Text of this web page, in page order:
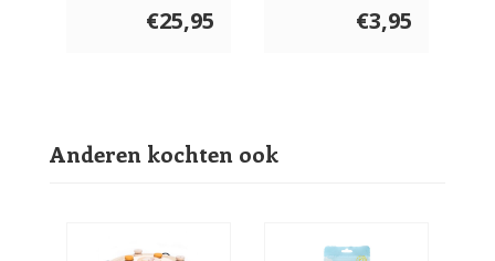
€25,95
200 gram€3,95
Anderen kochten ook